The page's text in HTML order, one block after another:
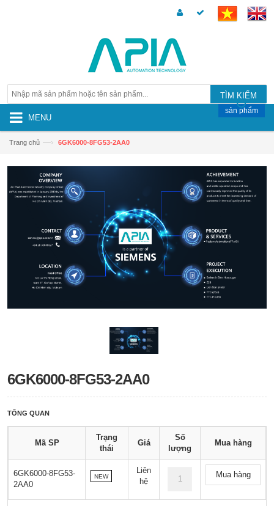
TÌM KIẾM
MENU
sản phẩm
Trang chủ —› 6GK6000-8FG53-2AA0
6GK6000-8FG53-2AA0
TỔNG QUAN
Mã SP
Trạng
thái
Giá
Số
lượng
Mua hàng
6GK6000-8FG53-
2AA0
NEW
Liên
hệ
Mua hàng